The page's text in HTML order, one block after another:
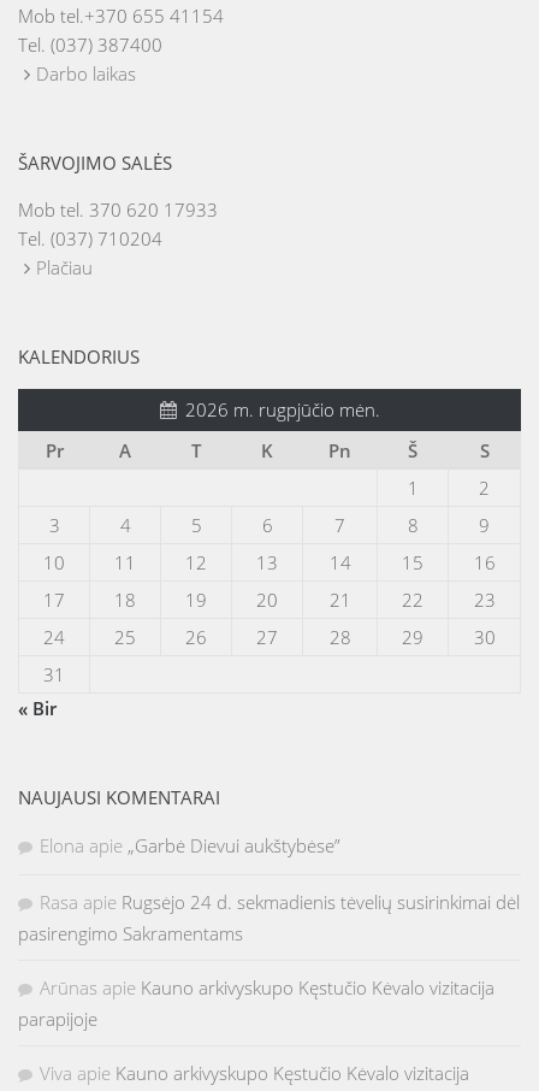
Mob tel.+370 655 41154
Tel. (037) 387400
Darbo laikas
ŠARVOJIMO SALĖS
Mob tel. 370 620 17933
Tel. (037) 710204
Plačiau
KALENDORIUS
2026 m. rugpjūčio mėn.
Pr
A T K Pn Š
S
1
2
3
4 5 6 7 8
9
10
11 12 13 14 15
16
17
18 19 20 21 22
23
24
25 26 27 28 29
30
31
« Bir
NAUJAUSI KOMENTARAI
Elona apie „Garbė Dievui aukštybėse”
Rasa apie Rugsėjo 24 d. sekmadienis tėvelių susirinkimai dėl
pasirengimo Sakramentams
Arūnas apie Kauno arkivyskupo Kęstučio Kėvalo vizitacija
parapijoje
Viva apie Kauno arkivyskupo Kęstučio Kėvalo vizitacija